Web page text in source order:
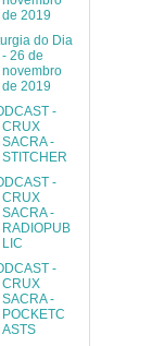
de 2019
do Dia
- 26 de
novembro
de 2019
-
CRUX
SACRA -
STITCHER
-
CRUX
SACRA -
RADIOPUB
LIC
-
CRUX
SACRA -
POCKETC
ASTS